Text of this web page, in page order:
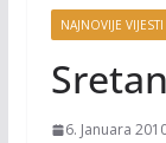
NAJNOVIJE VIJESTI
6. Januara